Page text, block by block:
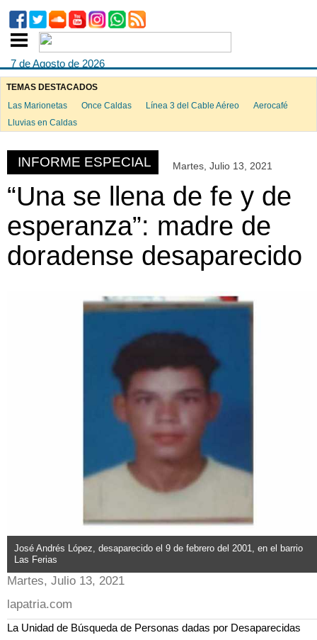
7 de Agosto de 2026
TEMAS DESTACADOS
Las Marionetas
Once Caldas Línea 3 del Cable Aéreo
Aerocafé
Lluvias en Caldas
INFORME ESPECIAL Martes, Julio 13, 2021
“Una se llena de fe y de
esperanza”: madre de
doradense desaparecido
José Andrés López, desaparecido el 9 de febrero del 2001, en el barrio
Las Ferias
Martes, Julio 13, 2021
lapatria.com
La Unidad de Búsqueda de Personas dadas por Desaparecidas